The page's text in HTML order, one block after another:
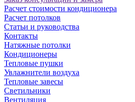
Расчет стоимости кондиционера
Расчет потолков
Статьи и руководства
Контакты
Натяжные потолки
Кондиционеры
Тепловые пушки
Увлажнители воздуха
Тепловые завесы
Светильники
Вентиляция